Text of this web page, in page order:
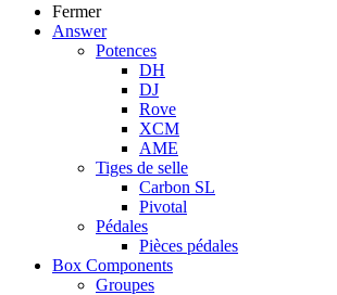
Fermer
Answer
Potences
DH
DJ
Rove
XCM
AME
Tiges de selle
Carbon SL
Pivotal
Pédales
Pièces pédales
Box Components
Groupes